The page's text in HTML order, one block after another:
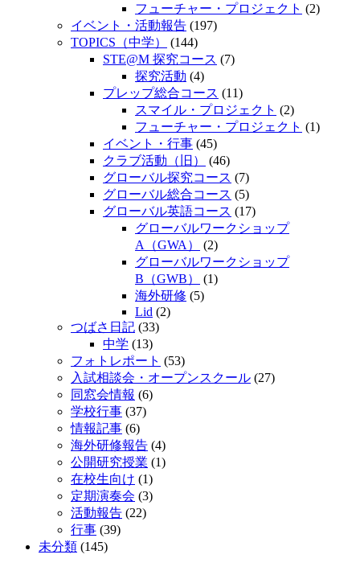
フューチャー・プロジェクト (2)
イベント・活動報告 (197)
TOPICS（中学）
(144)
STE@M 探究コース (7)
探究活動 (4)
プレップ総合コース (11)
スマイル・プロジェクト (2)
フューチャー・プロジェクト (1)
イベント・行事 (45)
クラブ活動（旧）
(46)
グローバル探究コース (7)
グローバル総合コース (5)
グローバル英語コース (17)
グローバルワークショップ
A（GWA）
(2)
グローバルワークショップ
B（GWB）
(1)
海外研修 (5)
Lid (2)
つばさ日記 (33)
中学 (13)
フォトレポート (53)
入試相談会・オープンスクール (27)
同窓会情報 (6)
学校行事 (37)
情報記事 (6)
海外研修報告 (4)
公開研究授業 (1)
在校生向け (1)
定期演奏会 (3)
活動報告 (22)
行事 (39)
未分類 (145)